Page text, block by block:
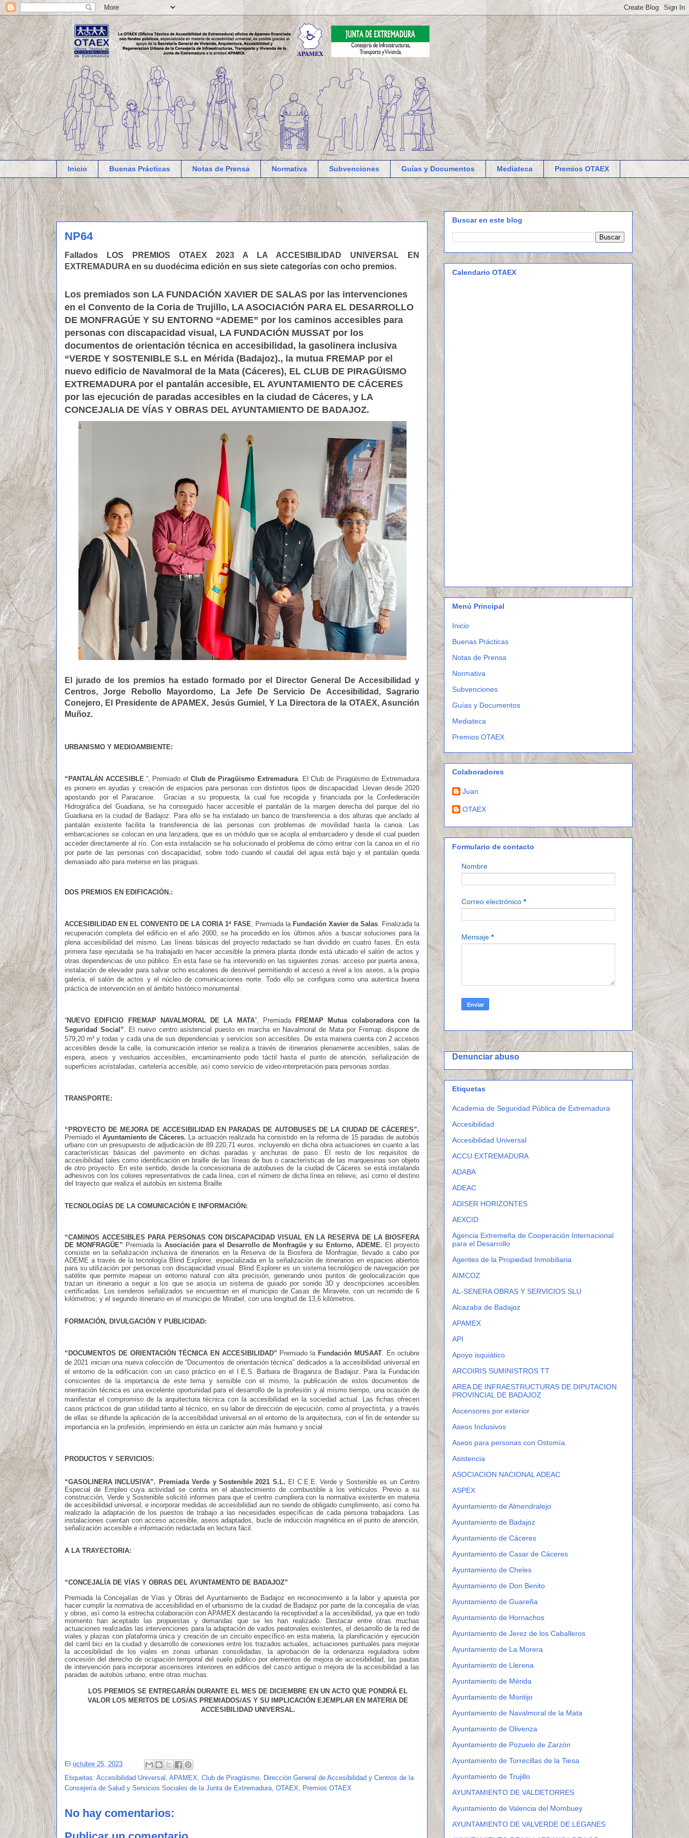
Inicio Buenas Prácticas Notas de Prensa Normativa Subvenciones Guías y Documentos Mediateca Premios OTAEX
NP64
Fallados LOS PREMIOS OTAEX 2023 A LA ACCESIBILIDAD UNIVERSAL EN
EXTREMADURA en su duodécima edición en sus siete categorías con ocho premios.
Los premiados son LA FUNDACIÓN XAVIER DE SALAS por las intervenciones
en el Convento de la Coria de Trujillo, LA ASOCIACIÓN PARA EL DESARROLLO
DE MONFRAGÚE Y SU ENTORNO “ADEME” por los caminos accesibles para
personas con discapacidad visual, LA FUNDACIÓN MUSSAT por los
documentos de orientación técnica en accesibilidad, la gasolinera inclusiva
“VERDE Y SOSTENIBLE S.L en Mérida (Badajoz)., la mutua FREMAP por el
nuevo edificio de Navalmoral de la Mata (Cáceres), EL CLUB DE PIRAGÜISMO
EXTREMADURA por el pantalán accesible, EL AYUNTAMIENTO DE CÁCERES
por las ejecución de paradas accesibles en la ciudad de Cáceres, y LA
CONCEJALIA DE VÍAS Y OBRAS DEL AYUNTAMIENTO DE BADAJOZ.
El jurado de los premios ha estado formado por el Director General De Accesibilidad y
Centros, Jorge Rebollo Mayordomo, La Jefe De Servicio De Accesibilidad, Sagrario
Conejero, El Presidente de APAMEX, Jesús Gumiel, Y La Directora de la OTAEX, Asunción
Muñoz.
URBANISMO Y MEDIOAMBIENTE:
“PANTALÁN ACCESIBLE .”, Premiado el Club de Piragüismo Extremadura. El Club de Piragüismo de Extremadura
es pionero en ayudas y creación de espacios para personas con distintos tipos de discapacidad. Llevan desde 2020
apostando por el Paracanoe. Gracias a su propuesta, la cual fue recogida y financiada por la Confederación
Hidrográfica del Guadiana, se ha conseguido hacer accesible el pantalán de la margen derecha del parque del rio
Guadiana en la ciudad de Badajoz. Para ello se ha instalado un banco de transferencia a dos alturas que anclado al
pantalán existente facilita la transferencia de las personas con problemas de movilidad hasta la canoa. Las
embarcaciones se colocan en una lanzadera, que es un módulo que se acopla al embarcadero y desde el cual pueden
acceder directamente al río. Con esta instalación se ha solucionado el problema de cómo entrar con la canoa en el río
por parte de las personas con discapacidad, sobre todo cuando el caudal del agua está bajo y el pantalán queda
demasiado alto para meterse en las piraguas.
DOS PREMIOS EN EDIFICACIÓN.:
ACCESIBILIDAD EN EL CONVENTO DE LA CORIA 1ª FASE , Premiada la Fundación Xavier de Salas. Finalizada la
recuperación completa del edificio en el año 2000, se ha procedido en los últimos años a buscar soluciones para la
plena accesibilidad del mismo. Las líneas básicas del proyecto redactado se han dividido en cuatro fases. En esta
primera fase ejecutada se ha trabajado en hacer accesible la primera planta donde está ubicado el salón de actos y
otras dependencias de uso público. En esta fase se ha intervenido en las siguientes zonas: acceso por puerta anexa,
instalación de elevador para salvar ocho escalones de desnivel permitiendo el acceso a nivel a los aseos, a la propia
galería, el salón de actos y el núcleo de comunicaciones norte. Todo ello se configura como una autentica buena
práctica de intervención en el ámbito histórico monumental.
“NUEVO EDIFICIO FREMAP NAVALMORAL DE LA MATA”, Premiada
FREMAP Mutua colaboradora con la
Seguridad Social” . El nuevo centro asistencial puesto en marcha en Navalmoral de Mata por Fremap. dispone de
579,20 m² y todas y cada una de sus dependencias y servicios son accesibles. De esta manera cuenta con 2 accesos
accesibles desde la calle, la comunicación interior se realiza a través de itinerarios plenamente accesibles, salas de
espera, aseos y vestuarios accesibles, encaminamiento podo táctil hasta el punto de atención, señalización de
superficies acristaladas, cartelería accesible, así como servicio de video-interpretación para personas sordas.
TRANSPORTE:
“PROYECTO DE MEJORA DE ACCESIBILIDAD EN PARADAS DE AUTOBUSES DE LA CIUDAD DE CÁCERES”.
Premiado el Ayuntamiento de Cáceres. La actuación realizada ha consistido en la reforma de 15 paradas de autobús
urbano con un presupuesto de adjudicación de 89.220,71 euros, incluyendo en dicha obra actuaciones en cuanto a las
características básicas del pavimento en dichas paradas y anchuras de paso. El resto de los requisitos de
accesibilidad tales como identificación en braille de las líneas de bus o características de las marquesinas son objeto
de otro proyecto. En este sentido, desde la concesionaria de autobuses de la ciudad de Cáceres se está instalando
adhesivos con los colores representativos de cada línea, con el número de dicha línea en relieve, así como el destino
del trayecto que realiza el autobús en sistema Braille
TECNOLOGÍAS DE LA COMUNICACIÓN E INFORMACIÓN:
“CAMINOS ACCESIBLES PARA PERSONAS CON DISCAPACIDAD VISUAL EN LA RESERVA DE LA BIOSFERA
DE MONFRAGÜE” Premiada la Asociación para el Desarrollo de Monfragüe y su Entorno, ADEME. El proyecto
consiste en la señalización inclusiva de itinerarios en la Reserva de la Biosfera de Monfragüe, llevado a cabo por
ADEME a través de la tecnología Blind Explorer, especializada en la señalización de itinerarios en espacios abiertos
para su utilización por personas con discapacidad visual. Blind Explorer es un sistema tecnológico de navegación por
satélite que permite mapear un entorno natural con alta precisión, generando unos puntos de geolocalización que
trazan un itinerario a seguir a los que se asocia un sistema de guiado por sonido 3D y descripciones accesibles
certificadas. Los senderos señalizados se encuentran en el municipio de Casas de Miravete, con un recorrido de 6
kilómetros; y el segundo itinerario en el municipio de Mirabel, con una longitud de 13,6 kilómetros.
FORMACIÓN, DIVULGACIÓN Y PUBLICIDAD:
“DOCUMENTOS DE ORIENTACIÓN TÉCNICA EN ACCESIBILIDAD” Premiado la Fundación MUSAAT . En octubre
de 2021 inician una nueva colección de “Documentos de orientación técnica” dedicados a la accesibilidad universal en
el entorno de la edificación con un caso práctico en el I.E.S. Barbara de Braganza de Badajoz. Para la Fundación
conscientes de la importancia de este tema y sensible con el mismo, la publicación de estos documentos de
orientación técnica es una excelente oportunidad para el desarrollo de la profesión y al mismo tiempo, una ocasión de
manifestar el compromiso de la arquitectura técnica con la accesibilidad en la sociedad actual. Las fichas ofrecen
casos prácticos de gran utilidad tanto al técnico, en su labor de dirección de ejecución, como al proyectista, y a través
de ellas se difunde la aplicación de la accesibilidad universal en el entorno de la arquitectura, con el fin de entender su
importancia en la profesión, imprimiendo en ésta un carácter aún más humano y social
PRODUCTOS Y SERVICIOS:
“GASOLINERA INCLUSIVA”. Premiada Verde y Sostenible 2021 S.L. El C.E.E. Verde y Sostenible es un Centro
Especial de Empleo cuya actividad se centra en el abastecimiento de combustible a los vehículos. Previo a su
construcción, Verde y Sostenible solicitó informes para que el centro cumpliera con la normativa existente en materia
de accesibilidad universal, e incorporar medidas de accesibilidad aun no siendo de obligado cumplimiento, así como ha
realizado la adaptación de los puestos de trabajo a las necesidades específicas de cada persona trabajadora. Las
instalaciones cuentan con acceso accesible, aseos adaptados, bucle de inducción magnética en el punto de atención,
señalización accesible e información redactada en lectura fácil.
A LA TRAYECTORIA:
“CONCEJALÍA DE VÍAS Y OBRAS DEL AYUNTAMENTO DE BADAJOZ”
Premiada la Concejalías de Vías y Obras del Ayuntamiento de Badajoz en reconocimiento a la labor y apuesta por
hacer cumplir la normativa de accesibilidad en el urbanismo de la ciudad de Badajoz por parte de la concejalía de vías
y obras, así como la estrecha colaboración con APAMEX destacando la receptividad a la accesibilidad, ya que en todo
momento han aceptado las propuestas y demandas que se les han realizado. Destacar entre otras muchas
actuaciones realizadas las intervenciones para la adaptación de vados peatonales existentes, el desarrollo de la red de
viales y plazas con plataforma única y creación de un circuito específico en esta materia, la planificación y ejecución
del carril bici en la ciudad y desarrollo de conexiones entre los trazados actuales, actuaciones puntuales para mejorar
la accesibilidad de los viales en zonas urbanas consolidadas, la aprobación de la ordenanza reguladora sobre
concesión del derecho de ocupación temporal del suelo público por elementos de mejora de accesibilidad, las pautas
de intervención para incorporar ascensores interiores en edificios del casco antiguo o mejora de la accesibilidad a las
paradas de autobús urbano, entre otras muchas.
LOS PREMIOS SE ENTREGARÁN DURANTE EL MES DE DICIEMBRE EN UN ACTO QUE PONDRÁ EL
VALOR LOS MERITOS DE LOS/AS PREMIADOS/AS Y SU IMPLICACIÓN EJEMPLAR EN MATERIA DE
ACCESIBILIDAD UNIVERSAL.
El octubre 25, 2023
Etiquetas: Accesibilidad Universal APAMEX Club de Piragüismo
Dirección General de Accesibilidad y Centros de la
Consejería de Salud y Servicios Sociales de la Junta de Extremadura OTAEX Premios OTAEX
No hay comentarios:
Buscar en este blog
Calendario OTAEX
Menú Principal
Inicio
Buenas Prácticas
Notas de Prensa
Normativa
Subvenciones
Guías y Documentos
Mediateca
Premios OTAEX
Colaboradores
Juan
OTAEX
Formulario de contacto
Nombre
Correo electrónico *
Mensaje *
Denunciar abuso
Etiquetas
Academia de Seguridad Pública de Extremadura
Accesibilidad
Accesibilidad Universal
ACCU EXTREMADURA
ADABA
ADEAC
ADISER HORIZONTES
AEXCID
Agencia Extremeña de Cooperación Internacional
para el Desarrollo
Agentes de la Propiedad Inmobiliaria
AIMCOZ
AL-SENERA OBRAS Y SERVICIOS SLU
Alcazaba de Badajoz
APAMEX
API
Apoyo isquiático
ARCOIRIS SUMINISTROS TT
AREA DE INFRAESTRUCTURAS DE DIPUTACION
PROVINCIAL DE BADAJOZ
Ascensores por exterior
Aseos Inclusivos
Aseos para personas con Ostomía
Asistencia
ASOCIACION NACIONAL ADEAC
ASPEX
Ayuntamiento de Almendralejo
Ayuntamiento de Badajoz
Ayuntamiento de Cáceres
Ayuntamiento de Casar de Cáceres
Ayuntamiento de Cheles
Ayuntamiento de Don Benito
Ayuntamiento de Guareña
Ayuntamiento de Hornachos
Ayuntamiento de Jerez de los Caballeros
Ayuntamiento de La Morera
Ayuntamiento de Llerena
Ayuntamiento de Mérida
Ayuntamiento de Montijo
Ayuntamiento de Navalmoral de la Mata
Ayuntamiento de Olivenza
Ayuntamiento de Pozuelo de Zarzón
Ayuntamiento de Torrecillas de la Tiesa
Ayuntamiento de Trujillo
AYUNTAMIENTO DE VALDETORRES
Ayuntamiento de Valencia del Mombuey
AYUNTAMIENTO DE VALVERDE DE LEGANES